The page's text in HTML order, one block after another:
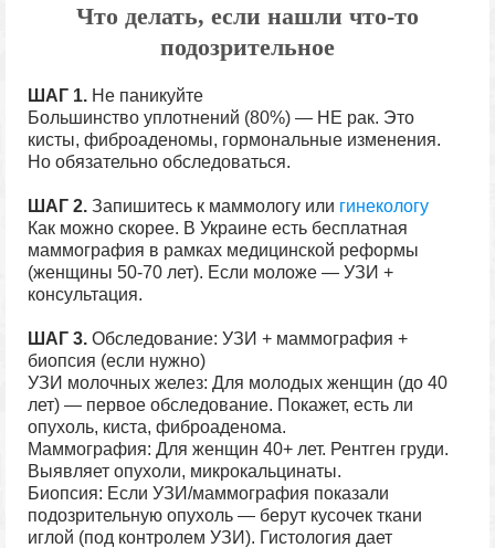
Что делать, если нашли что-то
подозрительное
ШАГ 1. Не паникуйте
Большинство уплотнений (80%) — НЕ рак. Это
кисты, фиброаденомы, гормональные изменения.
Но обязательно обследоваться.
ШАГ 2. Запишитесь к маммологу или гинекологу
Как можно скорее. В Украине есть бесплатная
маммография в рамках медицинской реформы
(женщины 50-70 лет). Если моложе — УЗИ +
консультация.
ШАГ 3. Обследование: УЗИ + маммография +
биопсия (если нужно)
УЗИ молочных желез: Для молодых женщин (до 40
лет) — первое обследование. Покажет, есть ли
опухоль, киста, фиброаденома.
Маммография: Для женщин 40+ лет. Рентген груди.
Выявляет опухоли, микрокальцинаты.
Биопсия: Если УЗИ/маммография показали
подозрительную опухоль — берут кусочек ткани
иглой (под контролем УЗИ). Гистология дает